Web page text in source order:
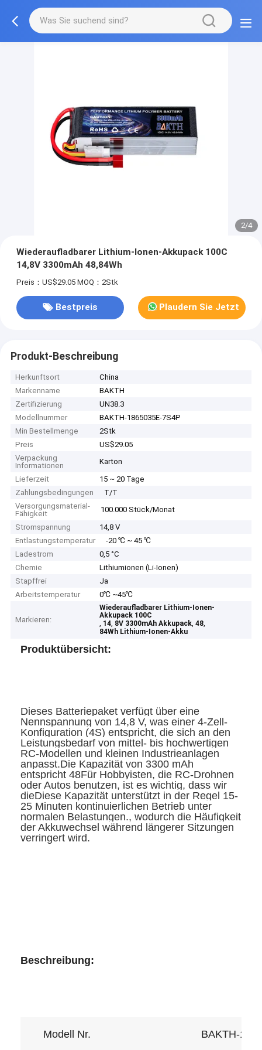
2/4
Wiederaufladbarer Lithium-Ionen-Akkupack 100C
14,8V 3300mAh 48,84Wh
Preis：US$29.05 MOQ：2Stk
Bestpreis Plaudern Sie Jetzt
Produkt-Beschreibung
Herkunftsort
China
Markenname
BAKTH
Zertifizierung
UN38.3
Modellnummer
BAKTH-1865035E-7S4P
Min Bestellmenge
2Stk
Preis
US$29.05
Verpackung
Informationen
Karton
Lieferzeit
15 ~ 20 Tage
Zahlungsbedingungen
T/T
Versorgungsmaterial-
Fähigkeit
100.000 Stück/Monat
Stromspannung
14,8 V
Entlastungstemperatur
-20 ℃ ~ 45 ℃
Ladestrom
0,5 °C
Chemie
Lithiumionen (Li-Ionen)
Stapffrei
Ja
Arbeitstemperatur
0℃ ~45℃
Markieren:
Wiederaufladbarer Lithium-Ionen-
Akkupack 100C
, 14, 8V 3300mAh Akkupack,48,
84Wh Lithium-Ionen-Akku
Produktübersicht:
Dieses Batteriepaket verfügt über eine
Nennspannung von 14,8 V, was einer 4-Zell-
Konfiguration (4S) entspricht, die sich an den
Leistungsbedarf von mittel- bis hochwertigen
RC-Modellen und kleinen Industrieanlagen
anpasst.Die Kapazität von 3300 mAh
entspricht 48Für Hobbyisten, die RC-Drohnen
oder Autos benutzen, ist es wichtig, dass wir
dieDiese Kapazität unterstützt in der Regel 15-
25 Minuten kontinuierlichen Betrieb unter
normalen Belastungen., wodurch die Häufigkeit
der Akkuwechsel während längerer Sitzungen
verringert wird.
Beschreibung:
Modell Nr. BAKTH-